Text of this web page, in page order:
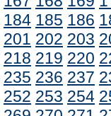
184 185 186
201 202 203
218 219 220
235 236 237
252 253 254